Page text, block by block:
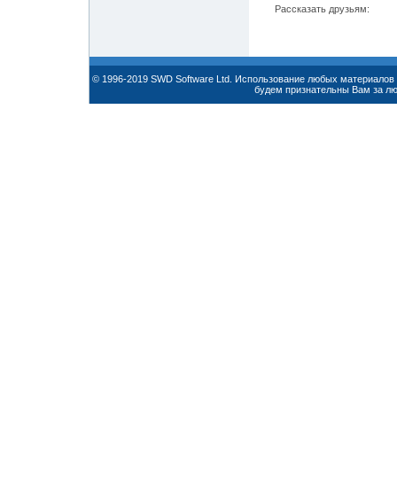
Рассказать друзьям:
© 1996-2019 SWD Software Ltd. Использование любых
будем признательны Вам за